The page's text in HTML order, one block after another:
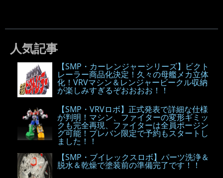
人気記事
【SMP・カーレンジャーシリーズ】ビクト
レーラー商品化決定！久々の母艦メカ立体
化！VRVマシン＆レンジャービークル収納
が楽しみすぎるぞおおおお！！
【SMP・VRVロボ】正式発表で詳細な仕様
が判明！マシン、ファイターの変形ギミッ
クも完全再現、ファイターは全員ポージン
グ可能！プレバン限定で予約もスタートし
ました！！
【SMP・ブイレックスロボ】パーツ洗浄＆
脱水＆乾燥で塗装前の準備完了です！！